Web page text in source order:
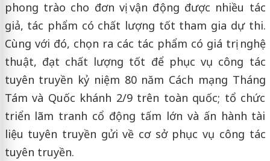
phong trào cho đơn vị vận động được nhiều tác
giả, tác phẩm có chất lượng tốt tham gia dự thi.
Cùng với đó, chọn ra các tác phẩm có giá trị nghệ
thuật, đạt chất lượng tốt để phục vụ công tác
tuyên truyền kỷ niệm 80 năm Cách mạng Tháng
Tám và Quốc khánh 2/9 trên toàn quốc; tổ chức
triển lãm tranh cổ động tấm lớn và ấn hành tài
liệu tuyên truyền gửi về cơ sở phục vụ công tác
tuyên truyền.